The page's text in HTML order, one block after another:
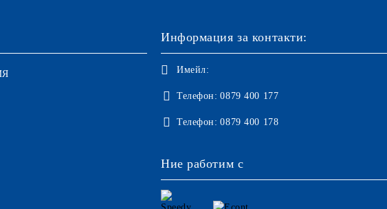
Информация за контакти:
Имейл:
Телефон: 0879 400 177
Телефон: 0879 400 178
Ние работим с